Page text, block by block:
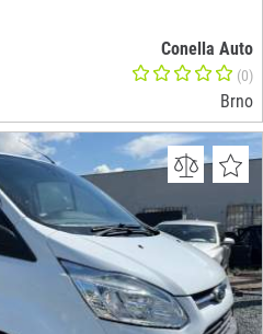
Conella Auto
(0)
Brno